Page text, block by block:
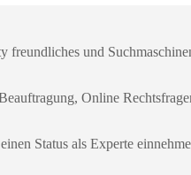
und
Online
Status als Experte